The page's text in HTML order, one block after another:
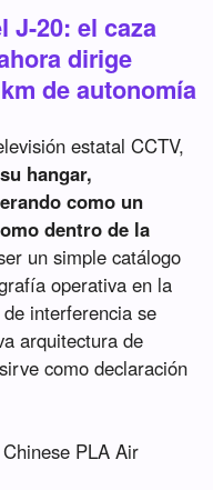
J-20: el caza
dirige
de autonomía
estatal CCTV,
hangar,
como un
dentro de la
un simple catálogo
operativa en la
interferencia se
arquitectura de
como declaración
PLA Air